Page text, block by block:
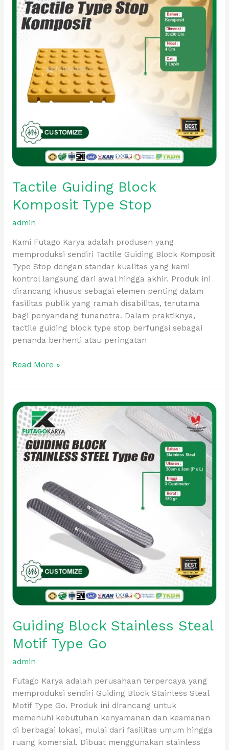
Tactile Guiding Block
Komposit Type Stop
admin
Kami Futago Karya adalah produsen yang
memproduksi sendiri Tactile Guiding Block Komposit
Type Stop dengan standar kualitas yang kami
kontrol langsung dari awal hingga akhir. Produk ini
dirancang khusus sebagai elemen penting dalam
fasilitas publik yang ramah disabilitas, terutama
bagi penyandang tunanetra. Dalam praktiknya,
tactile guiding block type stop berfungsi sebagai
penanda berhenti atau peringatan
Komposit
Type
Stop
Read More »
Guiding Block Stainless Steal
Motif Type Go
admin
Futago Karya adalah perusahaan terpercaya yang
memproduksi sendiri Guiding Block Stainless Steal
Motif Type Go. Produk ini dirancang untuk
memenuhi kebutuhan kenyamanan dan keamanan
di berbagai lokasi, mulai dari fasilitas umum hingga
ruang komersial. Dibuat menggunakan stainless
Guiding
Block
Stainless
Steal
Motif
Type